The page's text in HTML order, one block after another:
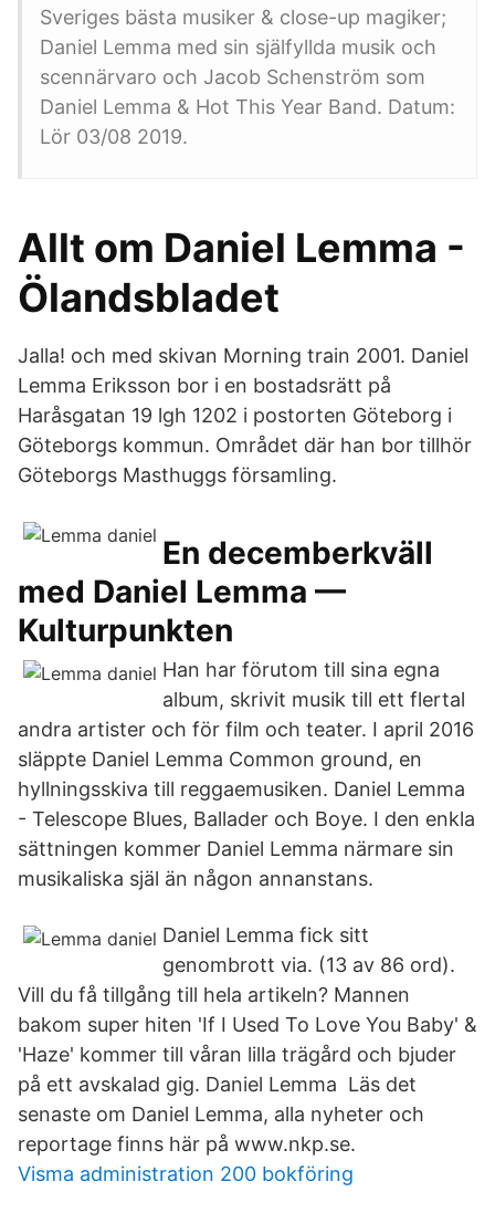
Sveriges bästa musiker & close-up magiker;
Daniel Lemma med sin själfyllda musik och
scennärvaro och Jacob Schenström som
Daniel Lemma & Hot This Year Band. Datum:
Lör 03/08 2019.
Allt om Daniel Lemma -
Ölandsbladet
Jalla! och med skivan Morning train 2001. Daniel
Lemma Eriksson bor i en bostadsrätt på
Haråsgatan 19 lgh 1202 i postorten Göteborg i
Göteborgs kommun. Området där han bor tillhör
Göteborgs Masthuggs församling.
En decemberkväll
med Daniel Lemma —
Kulturpunkten
Han har förutom till sina egna
album, skrivit musik till ett flertal
andra artister och för film och teater. I april 2016
släppte Daniel Lemma Common ground, en
hyllningsskiva till reggaemusiken. Daniel Lemma
- Telescope Blues, Ballader och Boye. I den enkla
sättningen kommer Daniel Lemma närmare sin
musikaliska själ än någon annanstans.
Daniel Lemma fick sitt
genombrott via. (13 av 86 ord).
Vill du få tillgång till hela artikeln? Mannen
bakom super hiten 'If I Used To Love You Baby' &
'Haze' kommer till våran lilla trägård och bjuder
på ett avskalad gig. Daniel Lemma Läs det
senaste om Daniel Lemma, alla nyheter och
reportage finns här på www.nkp.se.
Visma administration 200 bokföring